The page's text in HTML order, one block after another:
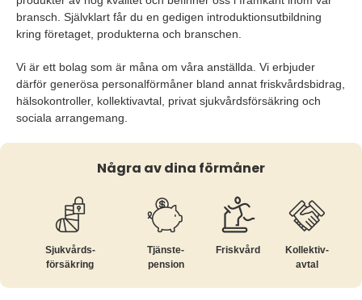
bransch. Självklart får du en gedigen introduktionsutbildning
kring företaget, produkterna och branschen.
Vi är ett bolag som är måna om våra anställda. Vi erbjuder
därför generösa personalförmåner bland annat friskvårdsbidrag,
hälsokontroller, kollektivavtal, privat sjukvårdsförsäkring och
sociala arrangemang.
Några av dina förmåner
Sjukvårds­
försäkring
Tjänste­
pension
Friskvård
Kollektiv­
avtal